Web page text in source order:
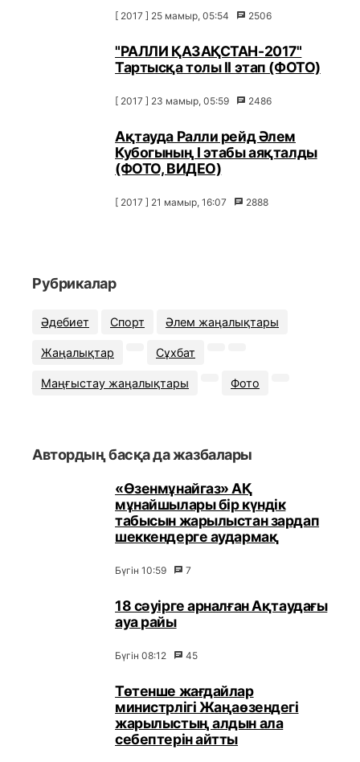
[ 2017 ] 25 мамыр, 05:54 2506
"РАЛЛИ ҚАЗАҚСТАН-2017"
Тартысқа толы ІІ этап (ФОТО)
[ 2017 ] 23 мамыр, 05:59 2486
Ақтауда Ралли рейд Әлем
Кубогының I этабы аяқталды
(ФОТО, ВИДЕО)
[ 2017 ] 21 мамыр, 16:07 2888
Рубрикалар
Әдебиет Спорт Әлем жаңалықтары
Жаңалықтар Сұхбат
Маңғыстау жаңалықтары Фото
Автордың басқа да жазбалары
«Өзенмұнайгаз» АҚ
мұнайшылары бір күндік
табысын жарылыстан зардап
шеккендерге аудармақ
Бүгін 10:59 7
18 сәуірге арналған Ақтаудағы
ауа райы
Бүгін 08:12 45
Төтенше жағдайлар
министрлігі Жаңаөзендегі
жарылыстың алдын ала
себептерін айтты